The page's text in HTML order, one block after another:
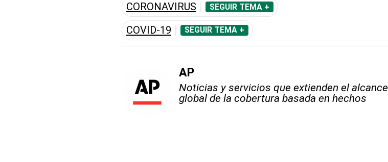
CORONAVIRUS SEGUIR TEMA +
COVID-19 SEGUIR TEMA +
AP
Noticias y servicios que extienden el alcance
global de la cobertura basada en hechos